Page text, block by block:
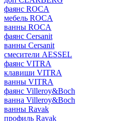
фаянс ROCA
мебель ROCA
ванны ROCA
фаянс Cersanit
ванны Cersanit
смесители AESSEL
фаянс VITRA
клавиши VITRA
ванны VITRA
фаянс Villeroy&Boch
ванна Villeroy&Boch
ванны Ravak
профиль Ravak